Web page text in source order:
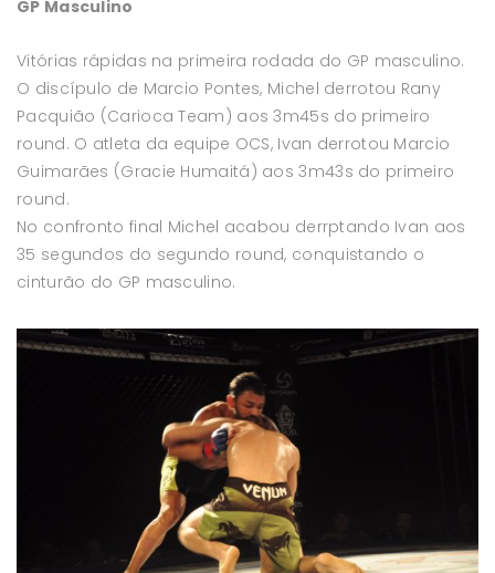
GP Masculino
Vitórias rápidas na primeira rodada do GP masculino.
O discípulo de Marcio Pontes, Michel derrotou Rany
Pacquião (Carioca Team) aos 3m45s do primeiro
round. O atleta da equipe OCS, Ivan derrotou Marcio
Guimarães (Gracie Humaitá) aos 3m43s do primeiro
round.
No confronto final Michel acabou derrptando Ivan aos
35 segundos do segundo round, conquistando o
cinturão do GP masculino.